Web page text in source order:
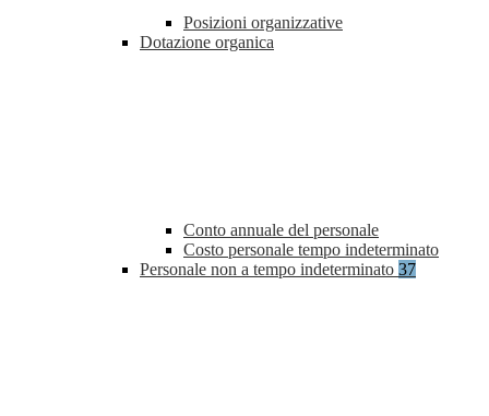
Posizioni organizzative
Dotazione organica
Conto annuale del personale
Costo personale tempo indeterminato
Personale non a tempo indeterminato 37